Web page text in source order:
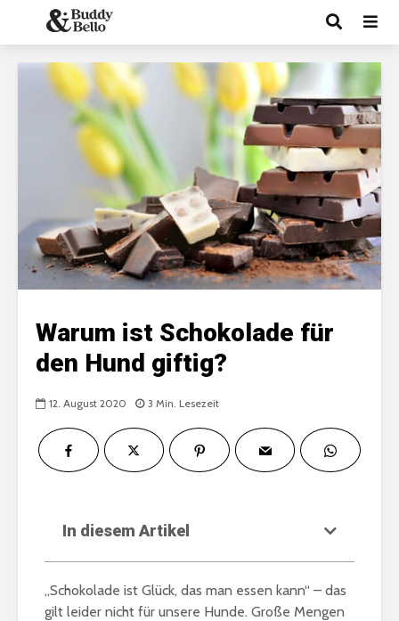
Warum ist Schokolade für
den Hund giftig?
12. August 2020 3 Min. Lesezeit
In diesem Artikel
„Schokolade ist Glück, das man essen kann“ – das
gilt leider nicht für unsere Hunde. Große Mengen